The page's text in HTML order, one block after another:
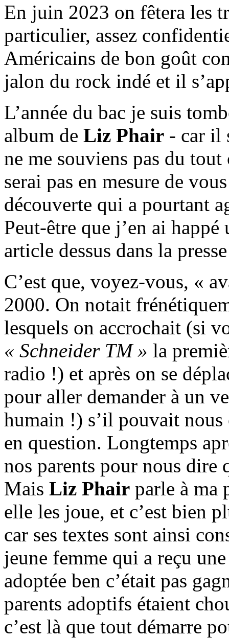
En juin 2023 on fêtera les
particulier, assez
Américains de bon goût
jalon du rock indé et il
L’année du bac je suis
album de Liz Phair - car il
ne me souviens pas du
serai pas en mesure de
découverte qui a pourtant
Peut-être que j’en ai
article dessus dans la
C’est que, voyez-vous, «
2000. On notait
lesquels on accrochait (si
« Schneider TM » la
radio !) et après on se
pour aller demander à un
humain !) s’il pouvait nous
en question. Longtemps
nos parents pour nous dire
Mais Liz Phair parle à ma
elle les joue, et c’est bien
car ses textes sont ainsi
jeune femme qui a reçu
adoptée ben c’était pas
parents adoptifs étaient
c’est là que tout démarre